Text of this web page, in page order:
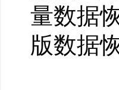
量数据
版数据